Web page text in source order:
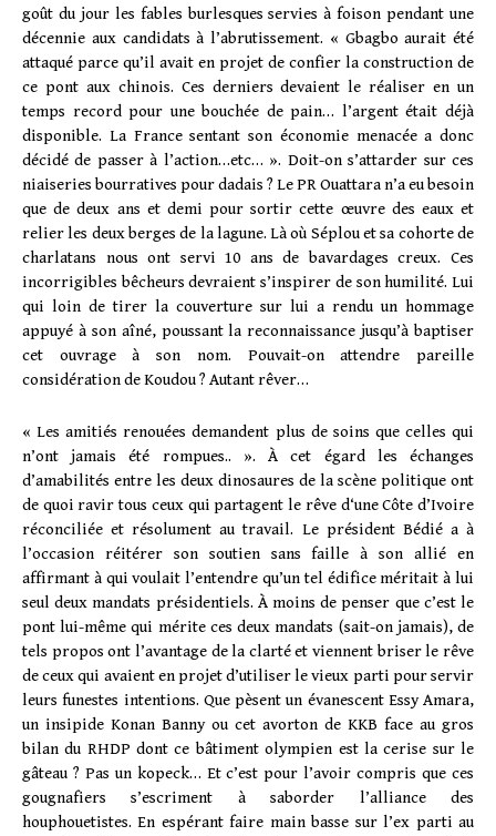
goût du jour les fables burlesques servies à foison pendant une
décennie aux candidats à l’abrutissement. « Gbagbo aurait été
attaqué parce qu’il avait en projet de confier la construction de
ce pont aux chinois. Ces derniers devaient le réaliser en un
temps record pour une bouchée de pain… l’argent était déjà
disponible. La France sentant son économie menacée a donc
décidé de passer à l’action…etc… ». Doit-on s’attarder sur ces
niaiseries bourratives pour dadais ? Le PR Ouattara n’a eu besoin
que de deux ans et demi pour sortir cette œuvre des eaux et
relier les deux berges de la lagune. Là où Séplou et sa cohorte de
charlatans nous ont servi 10 ans de bavardages creux. Ces
incorrigibles bêcheurs devraient s’inspirer de son humilité. Lui
qui loin de tirer la couverture sur lui a rendu un hommage
appuyé à son aîné, poussant la reconnaissance jusqu’à baptiser
cet ouvrage à son nom. Pouvait-on attendre pareille
considération de Koudou ? Autant rêver…
« Les amitiés renouées demandent plus de soins que celles qui
n’ont jamais été rompues.. ». À cet égard les échanges
d’amabilités entre les deux dinosaures de la scène politique ont
de quoi ravir tous ceux qui partagent le rêve d‘une Côte d’Ivoire
réconciliée et résolument au travail. Le président Bédié a à
l’occasion réitérer son soutien sans faille à son allié en
affirmant à qui voulait l’entendre qu’un tel édifice méritait à lui
seul deux mandats présidentiels. À moins de penser que c’est le
pont lui-même qui mérite ces deux mandats (sait-on jamais), de
tels propos ont l’avantage de la clarté et viennent briser le rêve
de ceux qui avaient en projet d’utiliser le vieux parti pour servir
leurs funestes intentions. Que pèsent un évanescent Essy Amara,
un insipide Konan Banny ou cet avorton de KKB face au gros
bilan du RHDP dont ce bâtiment olympien est la cerise sur le
gâteau ? Pas un kopeck… Et c’est pour l’avoir compris que ces
gougnafiers s’escriment à saborder l’alliance des
houphouetistes. En espérant faire main basse sur l’ex parti au